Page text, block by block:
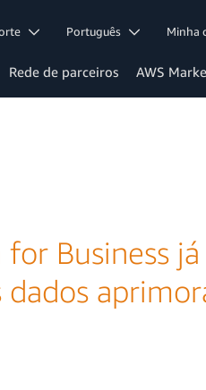
Português
Rede de parceiros AWS
Business